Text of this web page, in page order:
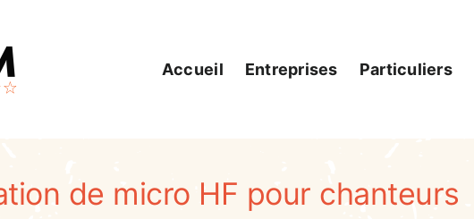
Accueil Entreprises Particuliers
de micro HF pour chanteurs